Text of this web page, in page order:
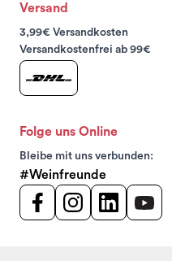
Versand
3,99€ Versandkosten
Versandkostenfrei ab 99€
Folge uns Online
Bleibe mit uns verbunden:
#Weinfreunde